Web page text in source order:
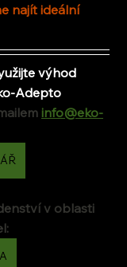
najít ideální
výhod
Adepto
info@eko-
v oblasti